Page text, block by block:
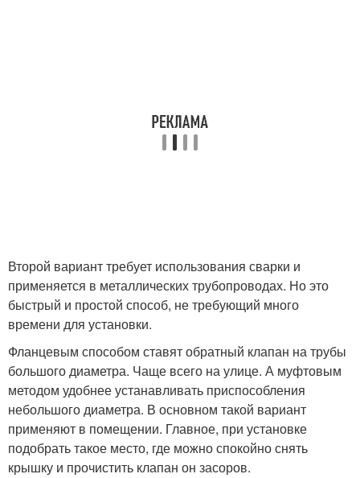
Второй вариант требует использования сварки и
применяется в металлических трубопроводах. Но это
быстрый и простой способ, не требующий много
времени для установки.
Фланцевым способом ставят обратный клапан на трубы
большого диаметра. Чаще всего на улице. А муфтовым
методом удобнее устанавливать приспособления
небольшого диаметра. В основном такой вариант
применяют в помещении. Главное, при установке
подобрать такое место, где можно спокойно снять
крышку и прочистить клапан он засоров.